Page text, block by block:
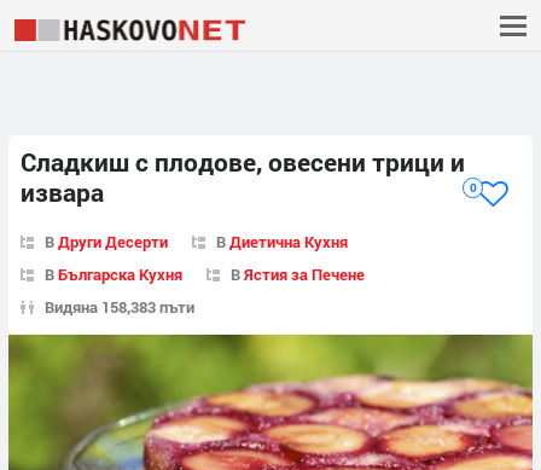
Сладкиш с плодове, овесени трици и
извара
0
ВДруги Десерти ВДиетична Кухня
ВБългарска Кухня ВЯстия за Печене
Видяна 158,383 пъти